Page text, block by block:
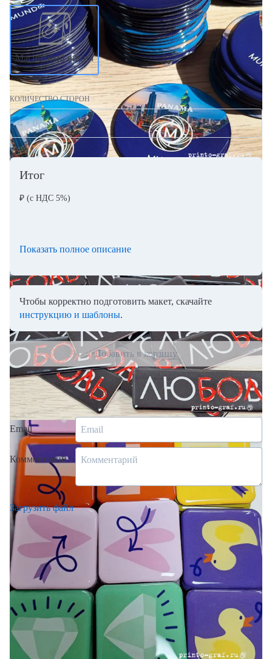
Магнитный винил
КОЛИЧЕСТВО СТОРОН
4 + 0
Итог
₽ (с НДС 5%)
Показать полное описание
Чтобы корректно подготовить макет, скачайте
инструкцию и шаблоны.
Добавить в корзину
Сделать заказ через менеджера
Email
Комментарий
Загрузить файл
Настоящим подтверждаю и даю согласие на обработку
своих персональных данных в соответствии с
условиями
обработки персональных данных
Настоящим подтверждаю согласие сПользовательским